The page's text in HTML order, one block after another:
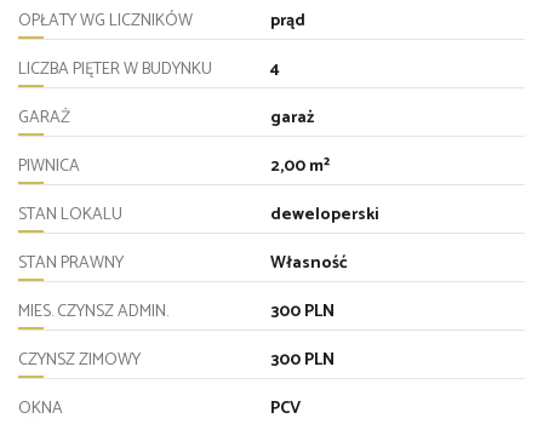
OPŁATY WG LICZNIKÓW
prąd
LICZBA PIĘTER W BUDYNKU
4
GARAŻ
garaż
PIWNICA
2,00 m²
STAN LOKALU
deweloperski
STAN PRAWNY
Własność
MIES. CZYNSZ ADMIN.
300 PLN
CZYNSZ ZIMOWY
300 PLN
OKNA
PCV